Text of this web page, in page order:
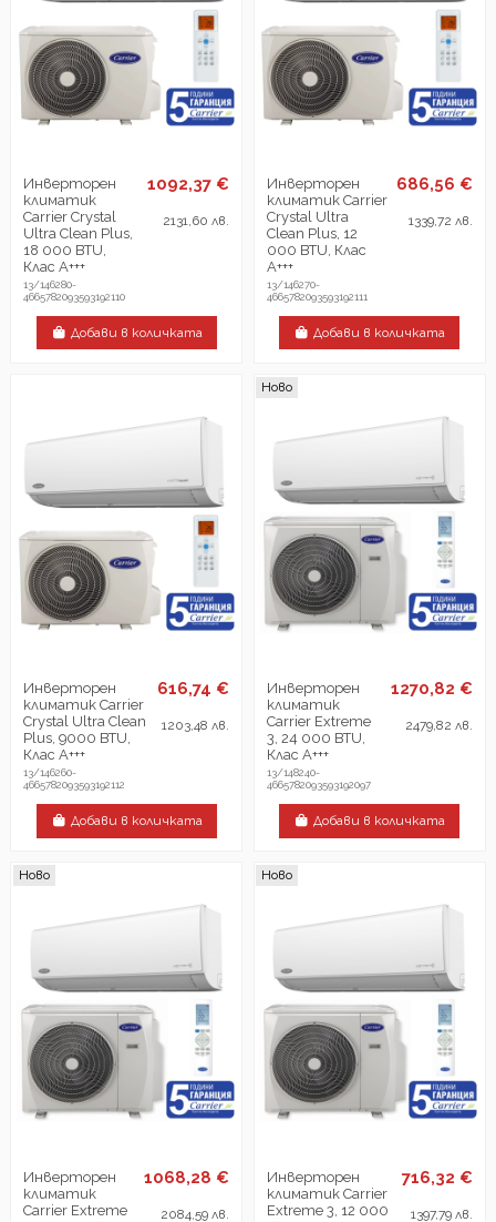
Инверторен
климатик
Carrier Crystal
Ultra Clean Plus,
18 000 BTU,
Клас А+++
13/146280-
4665782093593192110
1092,37 €
2131,60 лв.
Добави в количката
Инверторен
климатик Carrier
Crystal Ultra
Clean Plus, 12
000 BTU, Клас
А+++
13/146270-
4665782093593192111
686,56 €
1339,72 лв.
Добави в количката
Инверторен
климатик Carrier
Crystal Ultra Clean
Plus, 9000 BTU,
Клас А+++
13/146260-
4665782093593192112
616,74 €
1203,48 лв.
Добави в количката
Ново
Инверторен
климатик
Carrier Extreme
3, 24 000 BTU,
Клас А+++
13/148240-
4665782093593192097
1270,82 €
2479,82 лв.
Добави в количката
Ново
Инверторен
климатик
Carrier Extreme
1068,28 €
2084,59 лв.
Ново
Инверторен
климатик Carrier
Extreme 3, 12 000
716,32 €
1397,79 лв.